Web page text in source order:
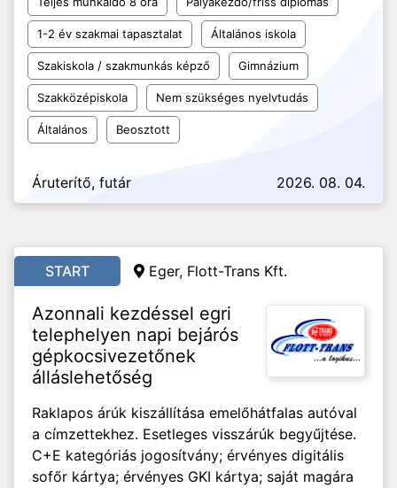
1-2 év szakmai tapasztalat Általános iskola
Szakiskola / szakmunkás képző Gimnázium
Szakközépiskola Nem szükséges nyelvtudás
Általános Beosztott
Áruterítő, futár 2026. 08. 04.
START Eger, Flott-Trans Kft.
Azonnali kezdéssel egri
telephelyen napi bejárós
gépkocsivezetőnek
álláslehetőség
Raklapos árúk kiszállítása emelőhátfalas autóval
a címzettekhez. Esetleges visszárúk begyűjtése.
C+E kategóriás jogosítvány; érvényes digitális
sofőr kártya; érvényes GKI kártya; saját magára